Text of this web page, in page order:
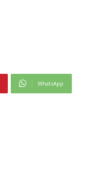
WhatsApp